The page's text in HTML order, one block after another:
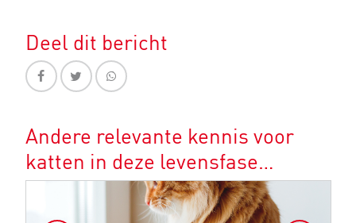
Deel dit bericht
Andere relevante kennis voor
katten in deze levensfase…